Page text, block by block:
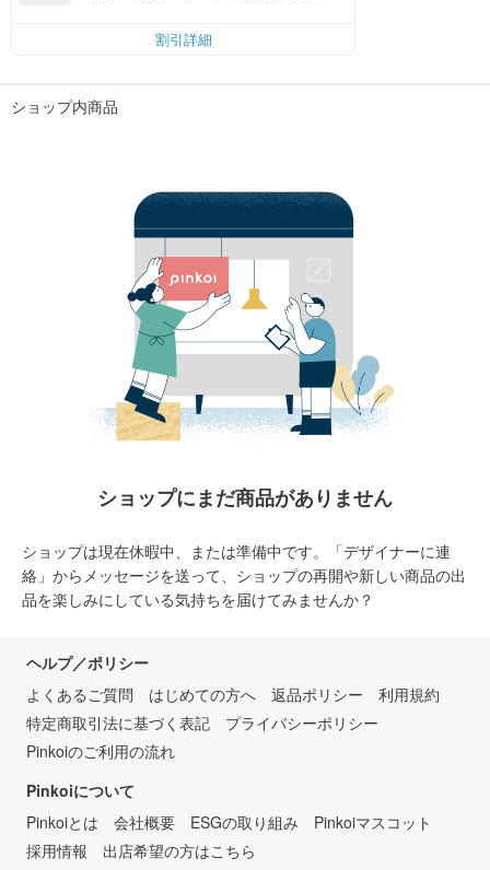
割引詳細
ショップ内商品
ショップにまだ商品がありません
ショップは現在休暇中、または準備中です。「デザイナーに連
絡」からメッセージを送って、ショップの再開や新しい商品の出
品を楽しみにしている気持ちを届けてみませんか？
ヘルプ／ポリシー
よくあるご質問
はじめての方へ 返品ポリシー
利用規約
特定商取引法に基づく表記
プライバシーポリシー
Pinkoiのご利用の流れ
Pinkoiについて
Pinkoiとは
会社概要 ESGの取り組み
Pinkoiマスコット
採用情報
出店希望の方はこちら